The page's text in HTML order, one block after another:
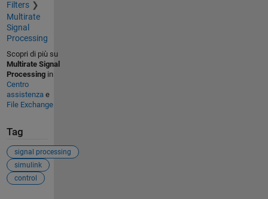
Filters
Multirate
Signal
Processing
Scopri di più su
Multirate Signal
Processingin
Centro
assistenza e
File Exchange
Tag
signal processing
simulink
control